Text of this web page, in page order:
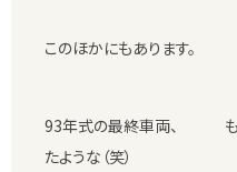
このほかにもあります。
93年式の最終車両、 も
たような（笑）